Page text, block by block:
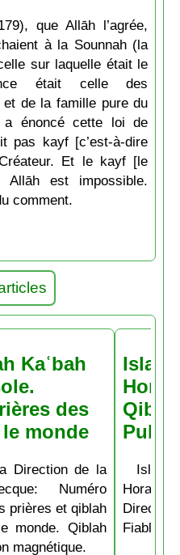
que Allāh l’agrée,
à la Sounnah (la
sur laquelle était le
était celle des
et de la famille pure du
a énoncé cette loi de
pas kayf [c’est-à-dire
Et le kayf [le
est impossible.
comment.
Kaʿbah
des
monde
Direction de la
Numéro
prières et qiblah
monde. Qiblah
magnétique.
Pubs
Fiable et